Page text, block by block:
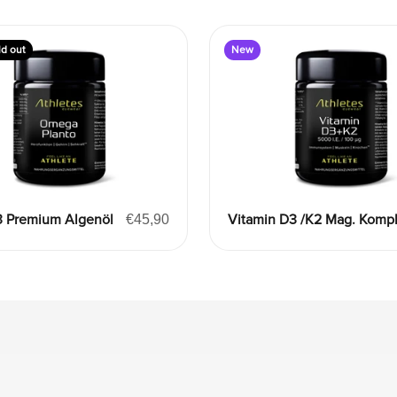
out
Premium Algenöl Angebot
€45,90
New